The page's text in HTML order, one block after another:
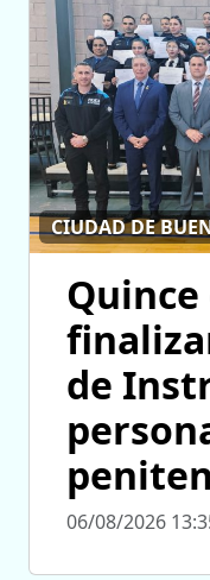
CIUDAD DE
de
06/08/2026